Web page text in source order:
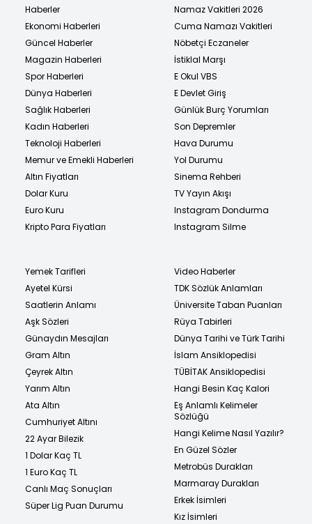
Haberler
Ekonomi Haberleri
Güncel Haberler
Magazin Haberleri
Spor Haberleri
Dünya Haberleri
Sağlık Haberleri
Kadın Haberleri
Teknoloji Haberleri
Memur ve Emekli Haberleri
Altın Fiyatları
Dolar Kuru
Euro Kuru
Kripto Para Fiyatları
Namaz Vakitleri 2026
Cuma Namazı Vakitleri
Nöbetçi Eczaneler
İstiklal Marşı
E Okul VBS
E Devlet Giriş
Günlük Burç Yorumları
Son Depremler
Hava Durumu
Yol Durumu
Sinema Rehberi
TV Yayın Akışı
Instagram Dondurma
Instagram Silme
Yemek Tarifleri
Ayetel Kürsi
Saatlerin Anlamı
Aşk Sözleri
Günaydın Mesajları
Gram Altın
Çeyrek Altın
Yarım Altın
Ata Altın
Cumhuriyet Altını
22 Ayar Bilezik
1 Dolar Kaç TL
1 Euro Kaç TL
Canlı Maç Sonuçları
Süper Lig Puan Durumu
Video Haberler
TDK Sözlük Anlamları
Üniversite Taban Puanları
Rüya Tabirleri
Dünya Tarihi ve Türk Tarihi
İslam Ansiklopedisi
TÜBİTAK Ansiklopedisi
Hangi Besin Kaç Kalori
Eş Anlamlı Kelimeler
Sözlüğü
Hangi Kelime Nasıl Yazılır?
En Güzel Sözler
Metrobüs Durakları
Marmaray Durakları
Erkek İsimleri
Kız İsimleri